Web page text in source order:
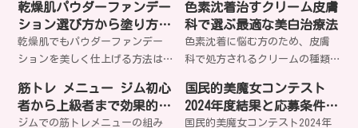
ア方法でバリア機能を修復し、
健やかな肌を取り戻すことは可
能でしょうか？
ミ・シワなど、あなたの肌悩み
に合った適切なケア方法をご存
知ですか？
乾燥肌パウダーファンデー
ション選び方から塗り方ま
で完全ガイド
乾燥肌でもパウダーファンデー
ションを美しく仕上げる方法は
クニック、崩れにくい塗り方ま
で、プロが実践する秘訣を詳し
色素沈着治すクリーム皮膚
科で選ぶ最適な美白治療法
色素沈着に悩む方のため、皮膚
科で処方されるクリームの種類
イドロキノンやトレチノインな
どの有効成分、レーザー治療、
筋トレ メニュー ジム初心
者から上級者まで効果的な
分割法とマシン活用
ジムでの筋トレメニューの組み
国民的美魔女コンテスト
2024年度結果と応募条件審
査基準特集
国民的美魔女コンテスト2024年